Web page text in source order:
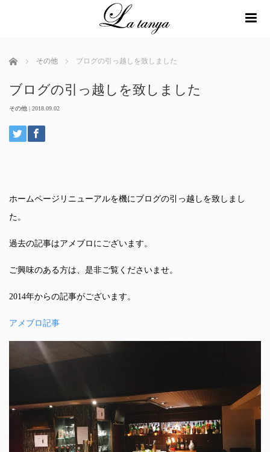
ホーム その他 ブログの引っ越しを致しました
ブログの引っ越しを致しました
その他 | 2018.09.02
ホームページリニューアルを機にブログの引っ越しを致しまし
た。
過去の記事はアメブロにございます。
ご興味のある方は、是非ご覧くださいませ。
2014年からの記事がございます。
アメブロ記事